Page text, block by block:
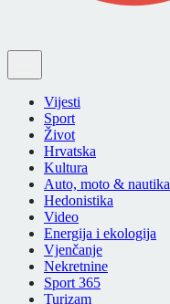
Vijesti
Sport
Život
Hrvatska
Kultura
Auto, moto & nautika
Hedonistika
Video
Energija i ekologija
Vjenčanje
Nekretnine
Sport 365
Turizam